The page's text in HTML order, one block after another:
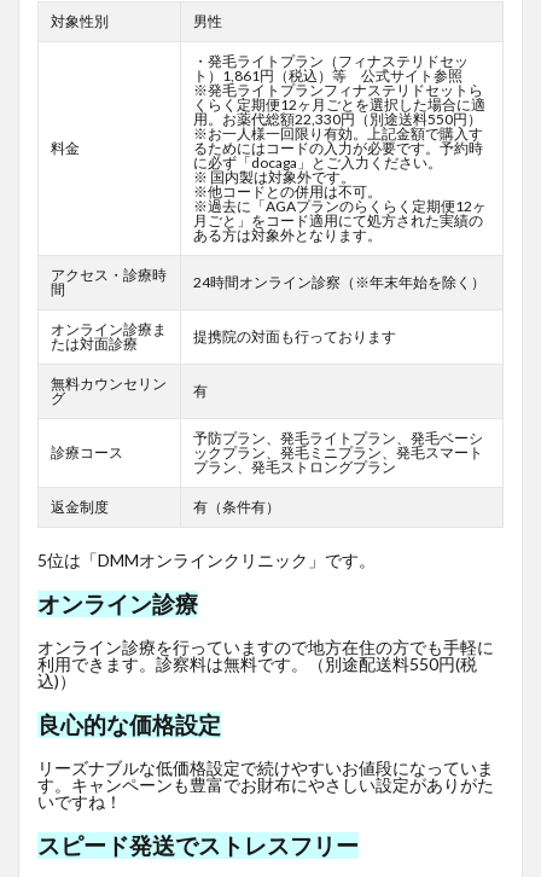
対象性別 男性
料金
・発毛ライトプラン（フィナステリドセッ
ト）1,861円（税込）等 公式サイト参照
※発毛ライトプランフィナステリドセットら
くらく定期便12ヶ月ごとを選択した場合に適
用。お薬代総額22,330円（別途送料550円）
※お一人様一回限り有効。上記金額で購入す
るためにはコードの入力が必要です。予約時
に必ず「docaga」とご入力ください。
※ 国内製は対象外です。
※他コードとの併用は不可。
※過去に「AGAプランのらくらく定期便12ヶ
月ごと」をコード適用にて処方された実績の
ある方は対象外となります。
アクセス・診療時
間
24時間オンライン診察（※年末年始を除く）
オンライン診療ま
たは対面診療
提携院の対面も行っております
無料カウンセリン
グ
有
診療コース
予防プラン、発毛ライトプラン、発毛ベーシ
ックプラン、発毛ミニプラン、発毛スマート
プラン、発毛ストロングプラン
返金制度 有（条件有）
5位は「DMMオンラインクリニック」です。
オンライン診療
オンライン診療を行っていますので地方在住の方でも手軽に
利用できます。診察料は無料です。（別途配送料550円(税
込)）
良心的な価格設定
リーズナブルな低価格設定で続けやすいお値段になっていま
す。キャンペーンも豊富でお財布にやさしい設定がありがた
いですね！
スピード発送でストレスフリー